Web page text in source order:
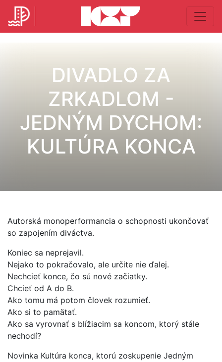
DIVADLO ZA
ZRKADLOM -
JEDNÝM DYCHOM:
KULTÚRA KONCA
Autorská monoperformancia o schopnosti ukončovať
so zapojením diváctva.
Koniec sa neprejavil.
Nejako to pokračovalo, ale určite nie ďalej.
Nechcieť konce, čo sú nové začiatky.
Chcieť od A do B.
Ako tomu má potom človek rozumieť.
Ako si to pamätať.
Ako sa vyrovnať s blížiacim sa koncom, ktorý stále
nechodí?
Novinka Kultúra konca, ktorú zoskupenie Jedným